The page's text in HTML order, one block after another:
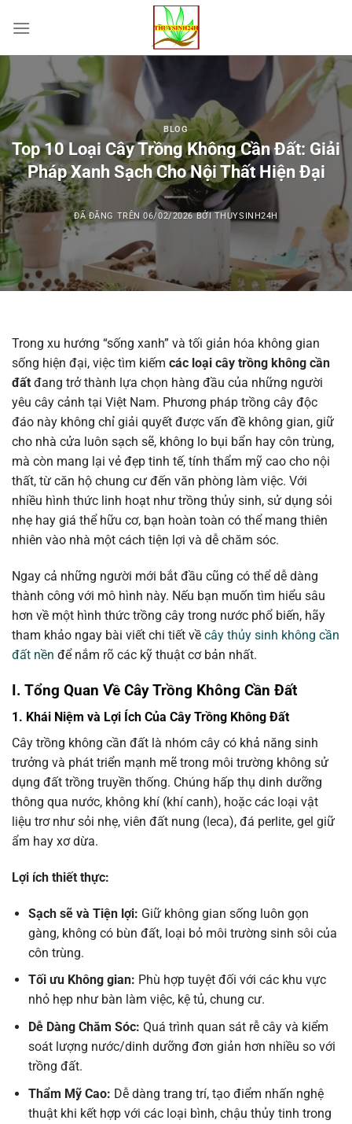
đến
BLOG
Top 10 Loại Cây Trồng Không Cần Đất: Giải
Pháp Xanh Sạch Cho Nội Thất Hiện Đại
ĐÃ ĐĂNG TRÊN06/02/2026 BỞI THUYSINH24H
Trong xu hướng “sống xanh” và tối giản hóa không gian
sống hiện đại, việc tìm kiếm các loại cây trồng không cần
đất đang trở thành lựa chọn hàng đầu của những người
yêu cây cảnh tại Việt Nam. Phương pháp trồng cây độc
đáo này không chỉ giải quyết được vấn đề không gian, giữ
cho nhà cửa luôn sạch sẽ, không lo bụi bẩn hay côn trùng,
mà còn mang lại vẻ đẹp tinh tế, tính thẩm mỹ cao cho nội
thất, từ căn hộ chung cư đến văn phòng làm việc. Với
nhiều hình thức linh hoạt như trồng thủy sinh, sử dụng sỏi
nhẹ hay giá thể hữu cơ, bạn hoàn toàn có thể mang thiên
nhiên vào nhà một cách tiện lợi và dễ chăm sóc.
Ngay cả những người mới bắt đầu cũng có thể dễ dàng
thành công với mô hình này. Nếu bạn muốn tìm hiểu sâu
hơn về một hình thức trồng cây trong nước phổ biến, hãy
tham khảo ngay bài viết chi tiết về cây thủy sinh không cần
đất nền để nắm rõ các kỹ thuật cơ bản nhất.
I. Tổng Quan Về Cây Trồng Không Cần Đất
1. Khái Niệm và Lợi Ích Của Cây Trồng Không Đất
Cây trồng không cần đất là nhóm cây có khả năng sinh
trưởng và phát triển mạnh mẽ trong môi trường không sử
dụng đất trồng truyền thống. Chúng hấp thụ dinh dưỡng
thông qua nước, không khí (khí canh), hoặc các loại vật
liệu trơ như sỏi nhẹ, viên đất nung (leca), đá perlite, gel giữ
ẩm hay xơ dừa.
Lợi ích thiết thực:
Sạch sẽ và Tiện lợi: Giữ không gian sống luôn gọn
gàng, không có bùn đất, loại bỏ môi trường sinh sôi của
côn trùng.
Tối ưu Không gian: Phù hợp tuyệt đối với các khu vực
nhỏ hẹp như bàn làm việc, kệ tủ, chung cư.
Dễ Dàng Chăm Sóc: Quá trình quan sát rễ cây và kiểm
soát lượng nước/dinh dưỡng đơn giản hơn nhiều so với
trồng đất.
Thẩm Mỹ Cao: Dễ dàng trang trí, tạo điểm nhấn nghệ
thuật khi kết hợp với các loại bình, chậu thủy tinh trong